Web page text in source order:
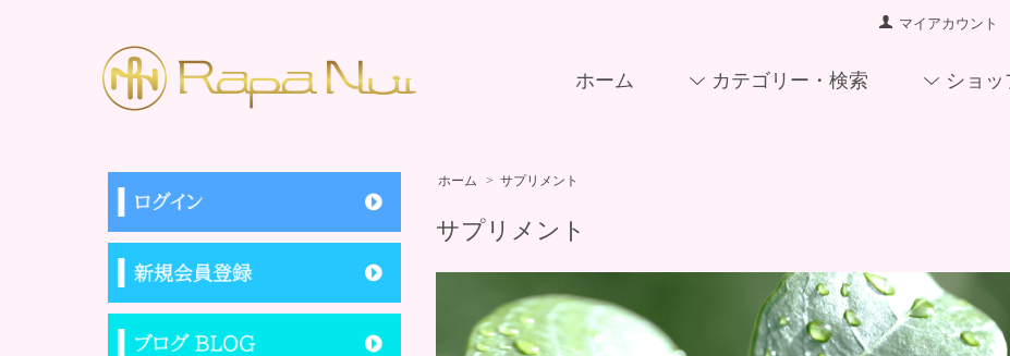
マイアカウント
ホーム カテゴリー・検索 ショッ
ホーム > サプリメント
サプリメント